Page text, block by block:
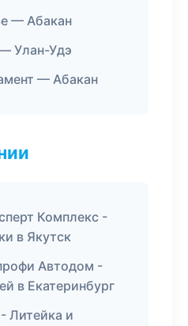
— Абакан
Улан-Удэ
— Абакан
Комплекс -
в Якутск
Автодом -
в Екатеринбург
Литейка и